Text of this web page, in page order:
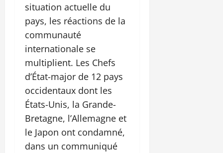
situation actuelle du
pays, les réactions de la
communauté
internationale se
multiplient. Les Chefs
d’État-major de 12 pays
occidentaux dont les
États-Unis, la Grande-
Bretagne, l’Allemagne et
le Japon ont condamné,
dans un communiqué